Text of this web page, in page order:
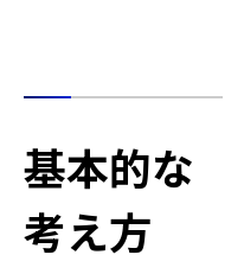
基本的な
考え方